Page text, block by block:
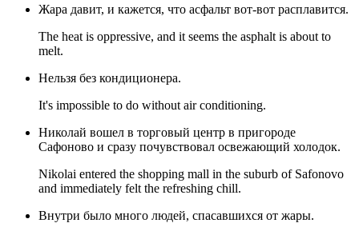
Жара давит, и кажется, что асфальт вот-вот расплавится.
The heat is oppressive, and it seems the asphalt is about to
melt.
Нельзя без кондиционера.
It's impossible to do without air conditioning.
Николай вошел в торговый центр в пригороде
Сафоново и сразу почувствовал освежающий холодок.
Nikolai entered the shopping mall in the suburb of Safonovo
and immediately felt the refreshing chill.
Внутри было много людей, спасавшихся от жары.